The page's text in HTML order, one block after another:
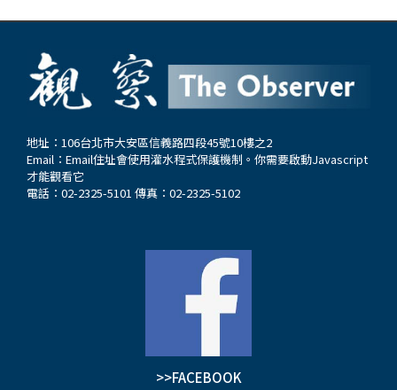
地址：106台北市大安區信義路四段45號10樓之2
Email： Email住址會使用灌水程式保護機制。你需要啟動Javascript
才能觀看它
電話：02-2325-5101 傳真：02-2325-5102
>>FACEBOOK